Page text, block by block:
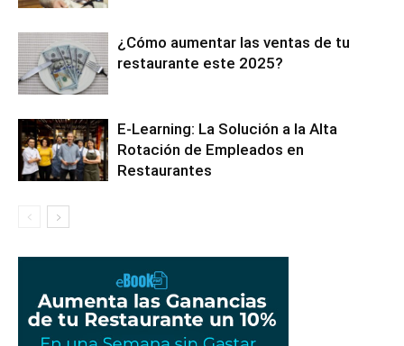
¿Cómo aumentar las ventas de tu
restaurante este 2025?
E-Learning: La Solución a la Alta
Rotación de Empleados en
Restaurantes